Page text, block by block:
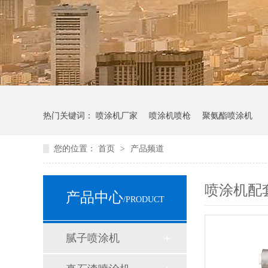
热门关键词： 喷涂机厂家 喷涂机喷枪 聚氨酯喷涂机
您的位置： 首页 > 产品频道
产品中心/PRODUCT
腻子喷涂机
喷涂机配